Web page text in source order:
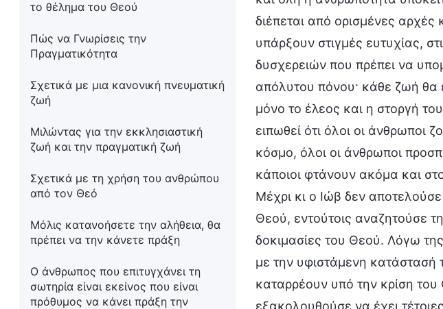
το θέλημα του Θεού
Πώς να Γνωρίσεις την
Πραγματικότητα
Σχετικά με μια κανονική πνευματική
ζωή
Μιλώντας για την εκκλησιαστική
ζωή και την πραγματική ζωή
Σχετικά με τη χρήση του ανθρώπου
από τον Θεό
Μόλις κατανοήσετε την αλήθεια, θα
πρέπει να την κάνετε πράξη
Ο άνθρωπος που επιτυγχάνει τη
σωτηρία είναι εκείνος που είναι
πρόθυμος να κάνει πράξη την
διέπεται από ορισμένες αρχές
υπάρξουν στιγμές ευτυχίας,
δυσχερειών που πρέπει να
απόλυτου πόνου· κάθε ζωή θα
μόνο το έλεος και η στοργή
ειπωθεί ότι όλοι οι άνθρωποι
κόσμο, όλοι οι άνθρωποι
κάποιοι φτάνουν ακόμα και
Μέχρι κι ο Ιώβ δεν
Θεού, εντούτοις αναζητούσε
δοκιμασίες του Θεού. Λόγω
με την υφιστάμενη κατάστασή
καταρρέουν υπό την κρίση
εξακολουθούσε να έχει